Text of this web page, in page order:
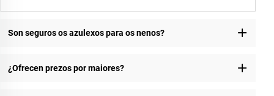
Son seguros os azulexos para os nenos?
¿Ofrecen prezos por maiores?